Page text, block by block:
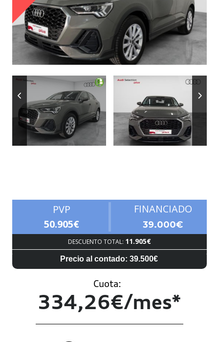
PVP
50.905€
FINANCIADO
39.000€
DESCUENTO TOTAL: 11.905€
Precio al contado: 39.500€
Cuota:
334,26€/mes*